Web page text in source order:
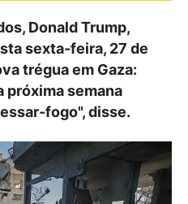
Donald Trump,
sexta-feira, 27 de
trégua em Gaza:
próxima semana
fogo", disse.